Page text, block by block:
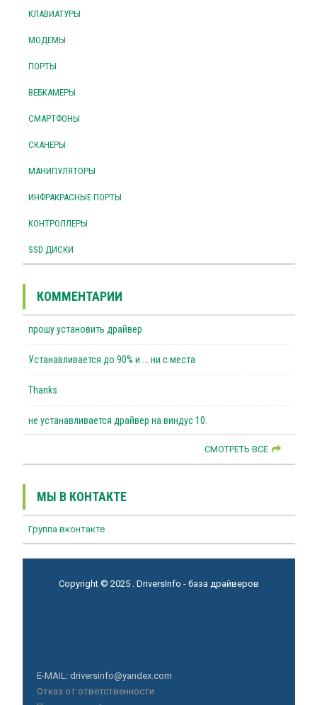
КЛАВИАТУРЫ
МОДЕМЫ
ПОРТЫ
ВЕБКАМЕРЫ
СМАРТФОНЫ
СКАНЕРЫ
МАНИПУЛЯТОРЫ
ИНФРАКРАСНЫЕ ПОРТЫ
КОНТРОЛЛЕРЫ
SSD ДИСКИ
КОММЕНТАРИИ
прошу установить драйвер
Устанавливается до 90% и ... ни с места
Thanks
не устанавливается драйвер на виндус 10.
СМОТРЕТЬ ВСЕ
МЫ В КОНТАКТЕ
Группа вконтакте
Copyright © 2025 . DriversInfo - база драйверов
E-MAIL: driversinfo@yandex.com
Отказ от ответственности